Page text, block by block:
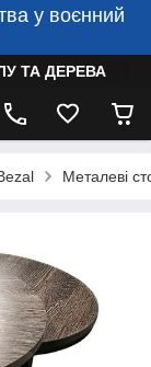
у воєнний
ТА ДЕРЕВА
Металеві